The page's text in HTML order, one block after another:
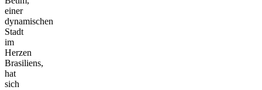
einer
dynamischen
Stadt
im
Herzen
Brasiliens,
hat
sich